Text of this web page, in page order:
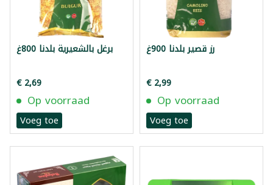
برغل بالشعيرية بلدنا 800غ
€ 2,69
Op voorraad
Voeg toe
رز قصير بلدنا 900غ
€ 2,99
Op voorraad
Voeg toe